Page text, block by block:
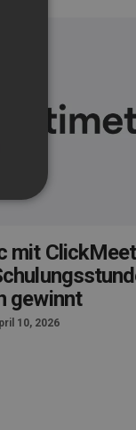
mit
gewinnt
10, 2026